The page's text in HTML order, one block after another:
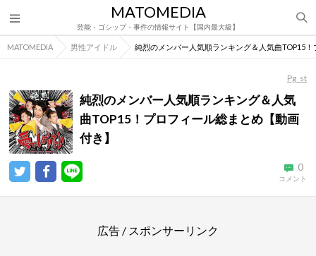
MATOMEDIA
芸能・ゴシップ・事件の情報サイト【国内最大級】
MATOMEDIA 男性アイドル 純烈のメンバー人気順ランキング＆人気曲TOP15
Pg_st
純烈のメンバー人気順ランキング＆人気
曲TOP15！プロフィール総まとめ【動画
付き】
0
コメント
広告 / スポンサーリンク